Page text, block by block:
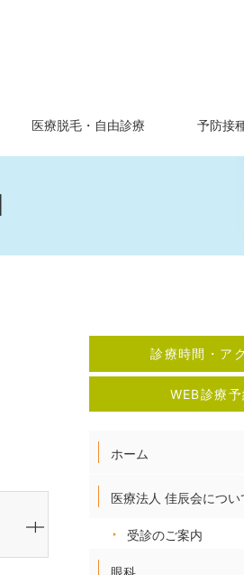
ク
診療時間・ア
WEB診療予
ホーム
医療法人 佳辰会につい
受診のご案内
眼科
医療脱毛・自由診療 予防接